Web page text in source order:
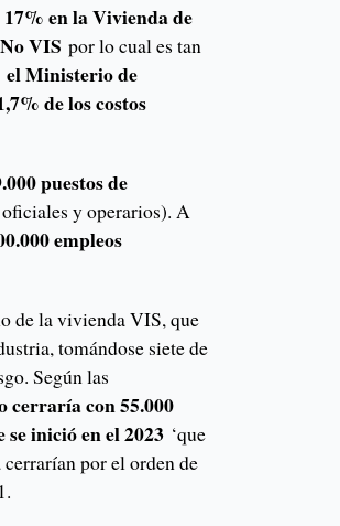
17% en la Vivienda de
No VISpor lo cual es tan
el Ministerio de
de los costos
puestos de
y operarios). A
empleos
de la vivienda VIS, que
tomándose siete de
Según las
cerraría con 55.000
se inició en el 2023 ‘que
por el orden de